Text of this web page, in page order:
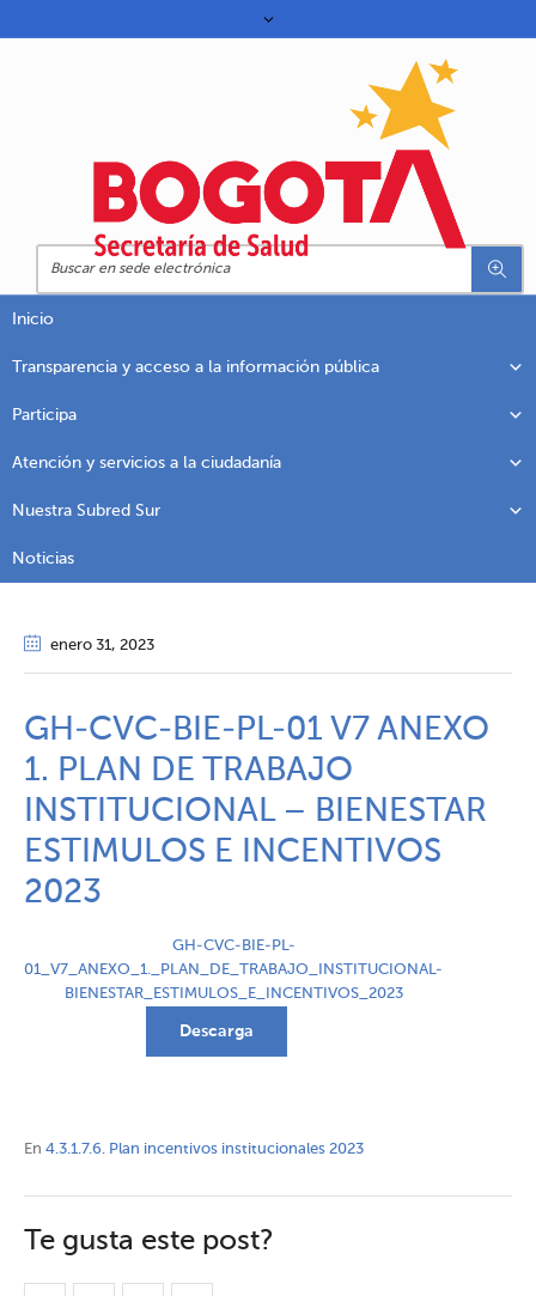
Inicio
Transparencia y acceso a la información pública
Participa
Atención y servicios a la ciudadanía
Nuestra Subred Sur
Noticias
enero 31, 2023
GH-CVC-BIE-PL-01 V7 ANEXO
1. PLAN DE TRABAJO
INSTITUCIONAL – BIENESTAR
ESTIMULOS E INCENTIVOS
2023
GH-CVC-BIE-PL-
01_V7_ANEXO_1._PLAN_DE_TRABAJO_INSTITUCIONAL-
BIENESTAR_ESTIMULOS_E_INCENTIVOS_2023
Descarga
En 4.3.1.7.6. Plan incentivos institucionales 2023
Te gusta este post?